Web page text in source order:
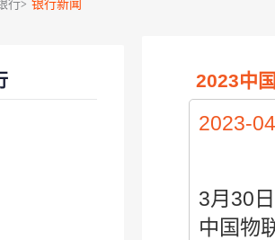
安金积存业务协议书（个人）》的公告
行> 银行新闻
2023中
2023-
3月30
中国物